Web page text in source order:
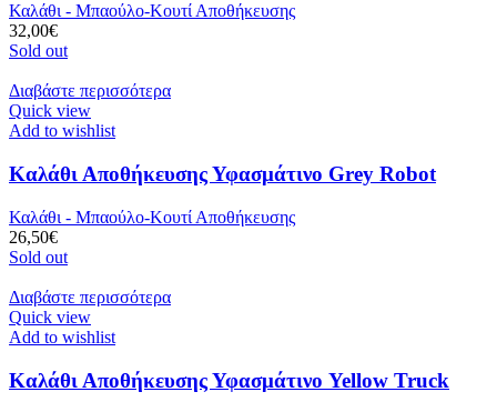
Καλάθι - Μπαούλο-Κουτί Αποθήκευσης
32,00€
Sold out
Διαβάστε περισσότερα
Quick view
Add to wishlist
Καλάθι Αποθήκευσης Υφασμάτινο Grey Robot
Καλάθι - Μπαούλο-Κουτί Αποθήκευσης
26,50€
Sold out
Διαβάστε περισσότερα
Quick view
Add to wishlist
Καλάθι Αποθήκευσης Υφασμάτινο Yellow Truck